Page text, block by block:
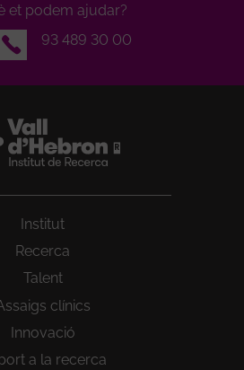
et podem ajudar?
93 489 30 00
Institut
Recerca
Talent
clínics
Innovació
a la recerca